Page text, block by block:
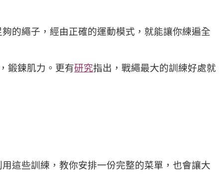
的繩子，經由正確的運動模式，就能讓你練遍全
鍛鍊肌力。更有研究指出，戰繩最大的訓練好處就
這些訓練，教你安排一份完整的菜單，也會讓大